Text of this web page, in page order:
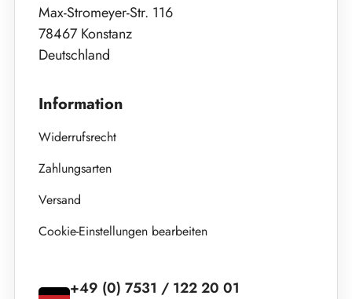
Max-Stromeyer-Str. 116
78467 Konstanz
Deutschland
Information
Widerrufsrecht
Zahlungsarten
Versand
Cookie-Einstellungen bearbeiten
+49 (0) 7531 / 122 20 01